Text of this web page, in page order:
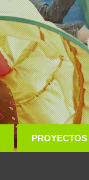
PROYECTOS